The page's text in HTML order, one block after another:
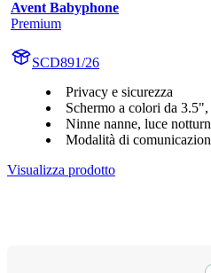
Avent Babyphone
Premium
SCD891/26
Privacy e sicurezza
Schermo a colori da
Ninne nanne, luce
Modalità di
Visualizza prodotto